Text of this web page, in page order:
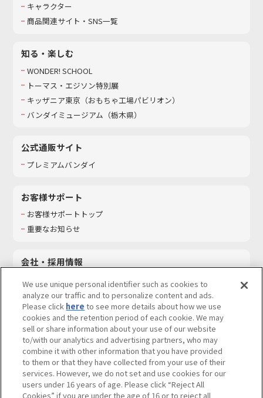
キャラクター
商品関連サイト・SNS一覧
知る・楽しむ
WONDER! SCHOOL
トーマス・エジソン特別展
キッザニア東京（おもちゃ工場パビリオン）​
バンダイミュージアム（栃木県）
公式通販サイト
プレミアムバンダイ
お客様サポート
お客様サポートトップ
重要なお知らせ
会社・採用情報
採用情報
サステナビリティ
お問い合わせ
ウェブサイトご利用条件 ソーシャルメディアポリシー
個人情報及び特定個人情報等の取り扱いに関する保護方針
We use unique personal identifier such as cookies to
analyze our traffic and to personalize content and ads.
Please click here to see more details about how we use
cookies and the retention period of each cookie. We may
sell or share information about your use of our website
to/with our analytics and advertising partners, who may
combine it with other information that you have provided
to them or that they have collected from your use of their
services. However, we do not set and use cookies for our
users under 16 years of age. Please click “Reject All
Cookies” if you are under the age of 16 or to reject all